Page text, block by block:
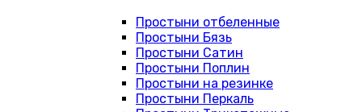
Простыни отбеленные
Простыни Бязь
Простыни Сатин
Простыни Поплин
Простыни на резинке
Простыни Перкаль